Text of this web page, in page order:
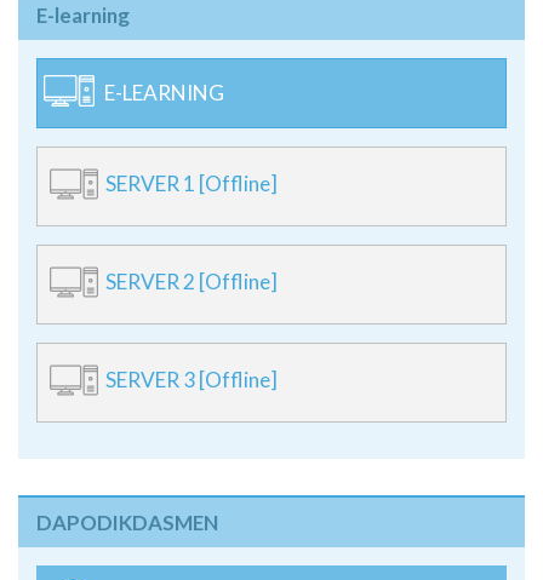
E-learning
E-LEARNING
SERVER 1 [Offline]
SERVER 2 [Offline]
SERVER 3 [Offline]
DAPODIKDASMEN